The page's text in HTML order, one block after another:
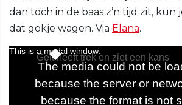
dan toch in de baas z’n tijd zit, kun
dat gokje wagen. Via Elana.